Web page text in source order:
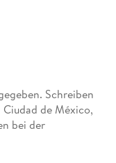
Schreiben
Ciudad de México,
bei der